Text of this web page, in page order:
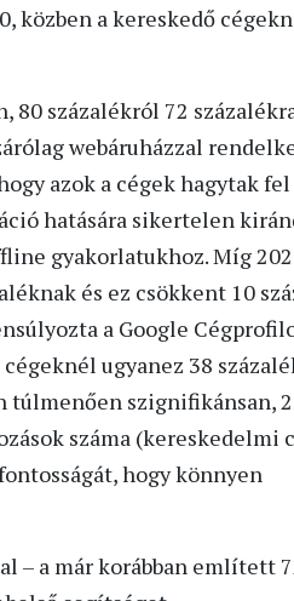
a kereskedő
százalékról 72
webáruházzal
azok a cégek hagytak
hatására sikertelen
gyakorlatukhoz. Míg
és ez csökkent 10
a Google
ugyanez 38
túlmenően szignifikánsan,
száma (kereskedelmi
hogy könnyen
– a már korábban említett